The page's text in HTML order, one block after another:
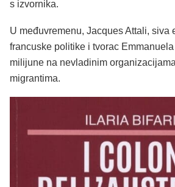
s izvornika.
U međuvremenu, Jacques Attali, siva
francuske politike i tvorac
milijune na nevladinim
migrantima.